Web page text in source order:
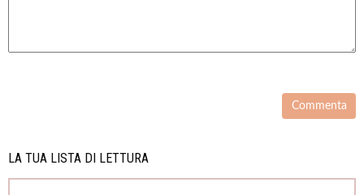
LA TUA LISTA DI LETTURA